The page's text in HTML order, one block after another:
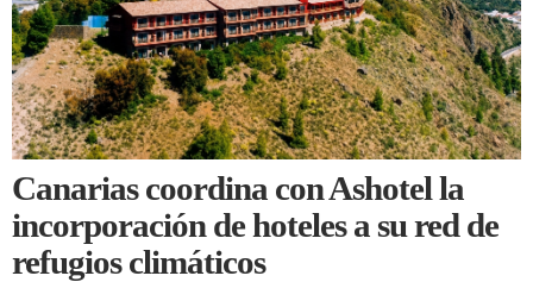
Canarias coordina con Ashotel la
incorporación de hoteles a su red de
refugios climáticos